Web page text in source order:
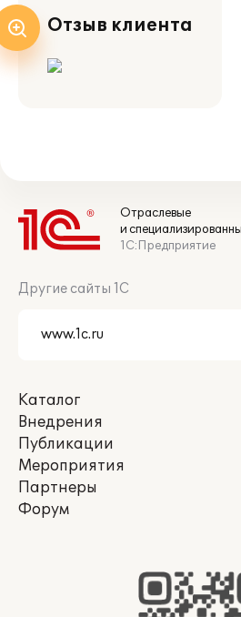
Отзыв клиента
Отраслевые
и
1С:Предприятие
Другие сайты 1С
Каталог
Внедрения
Публикации
Мероприятия
Партнеры
Форум